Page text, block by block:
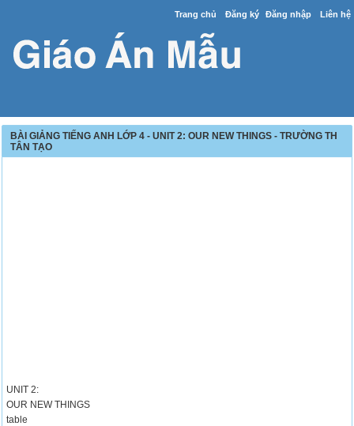
Trang chủ Đăng ký Đăng nhập Liên hệ
BÀI GIẢNG TIẾNG ANH LỚP 4 - UNIT 2: OUR NEW THINGS - TRƯỜNG TH
TÂN TẠO
UNIT 2:
OUR NEW THINGS
table